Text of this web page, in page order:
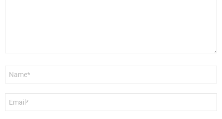
mail
*